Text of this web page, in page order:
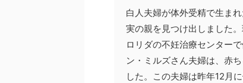
白人夫婦が体外受精で生ま
実の親を見つけ出しました
ロリダの不妊治療センター
ン・ミルズさん夫婦は、赤
した。この夫婦は昨年12月